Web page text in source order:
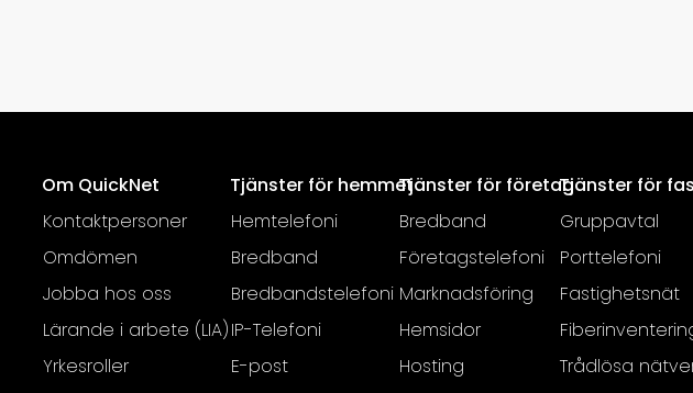
Om QuickNet
Kontaktpersoner
Omdömen
Jobba hos oss
Lärande i arbete (LIA)
Yrkesroller
Tjänster för hemmet
Hemtelefoni
Bredband
Bredbandstelefoni
IP-Telefoni
E-post
Tjänster för företag
Bredband
Företagstelefoni
Marknadsföring
Hemsidor
Hosting
Tjänster för
Gruppavtal
Porttelefoni
Fastighetsnät
Trådlösa